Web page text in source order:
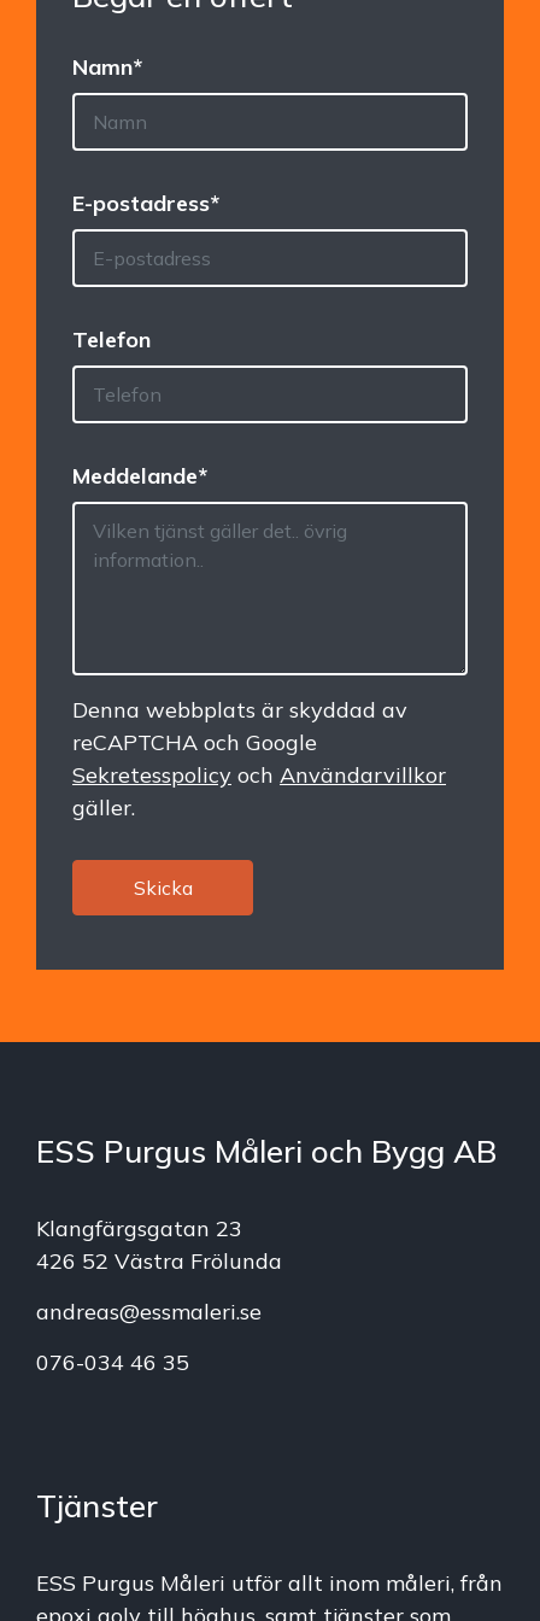
Namn*
E-postadress*
Telefon
Meddelande*
Denna webbplats är skyddad av
reCAPTCHA och Google
Sekretesspolicy och Användarvillkor
gäller.
Skicka
ESS Purgus Måleri och Bygg AB
Klangfärgsgatan 23
426 52 Västra Frölunda
andreas@essmaleri.se
076-034 46 35
Tjänster
ESS Purgus Måleri utför allt inom måleri, från